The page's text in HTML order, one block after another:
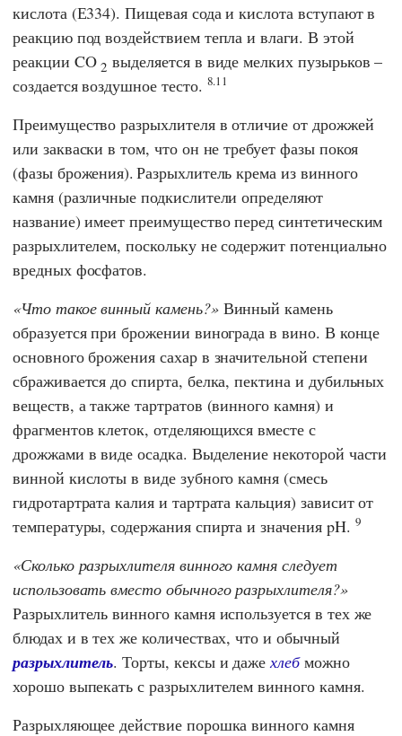
кислота (Е334). Пищевая сода и кислота вступают в
реакцию под воздействием тепла и влаги. В этой
реакции CO2 выделяется в виде мелких пузырьков –
создается воздушное тесто. 8.11
Преимущество разрыхлителя в отличие от дрожжей
или закваски в том, что он не требует фазы покоя
(фазы брожения). Разрыхлитель крема из винного
камня (различные подкислители определяют
название) имеет преимущество перед синтетическим
разрыхлителем, поскольку не содержит потенциально
вредных фосфатов.
Что такое винный камень? Винный камень
образуется при брожении винограда в вино. В конце
основного брожения сахар в значительной степени
сбраживается до спирта, белка, пектина и дубильных
веществ, а также тартратов (винного камня) и
фрагментов клеток, отделяющихся вместе с
дрожжами в виде осадка. Выделение некоторой части
винной кислоты в виде зубного камня (смесь
гидротартрата калия и тартрата кальция) зависит от
температуры, содержания спирта и значения pH. 9
Сколько разрыхлителя винного камня следует
использовать вместо обычного разрыхлителя?
Разрыхлитель винного камня используется в тех же
блюдах и в тех же количествах, что и обычный
разрыхлитель. Торты, кексы и дажехлебможно
хорошо выпекать с разрыхлителем винного камня.
Разрыхляющее действие порошка винного камня